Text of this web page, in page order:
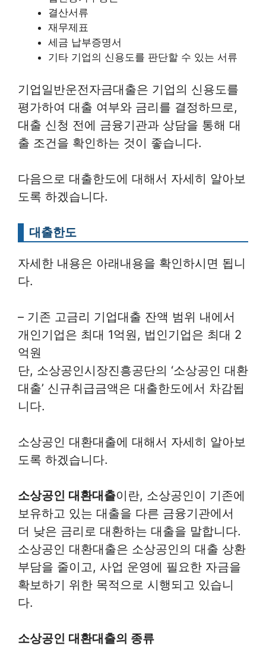
결산서류
재무제표
세금 납부증명서
기타 기업의 신용도를 판단할 수 있는 서류
기업일반운전자금대출은 기업의 신용도를
평가하여 대출 여부와 금리를 결정하므로,
대출 신청 전에 금융기관과 상담을 통해 대
출 조건을 확인하는 것이 좋습니다.
다음으로 대출한도에 대해서 자세히 알아보
도록 하겠습니다.
대출한도
자세한 내용은 아래내용을 확인하시면 됩니
다.
– 기존 고금리 기업대출 잔액 범위 내에서
개인기업은 최대 1억원, 법인기업은 최대 2
억원
단, 소상공인시장진흥공단의 ‘소상공인 대환
대출’ 신규취급금액은 대출한도에서 차감됩
니다.
소상공인 대환대출에 대해서 자세히 알아보
도록 하겠습니다.
소상공인 대환대출이란, 소상공인이 기존에
보유하고 있는 대출을 다른 금융기관에서
더 낮은 금리로 대환하는 대출을 말합니다.
소상공인 대환대출은 소상공인의 대출 상환
부담을 줄이고, 사업 운영에 필요한 자금을
확보하기 위한 목적으로 시행되고 있습니
다.
소상공인 대환대출의 종류